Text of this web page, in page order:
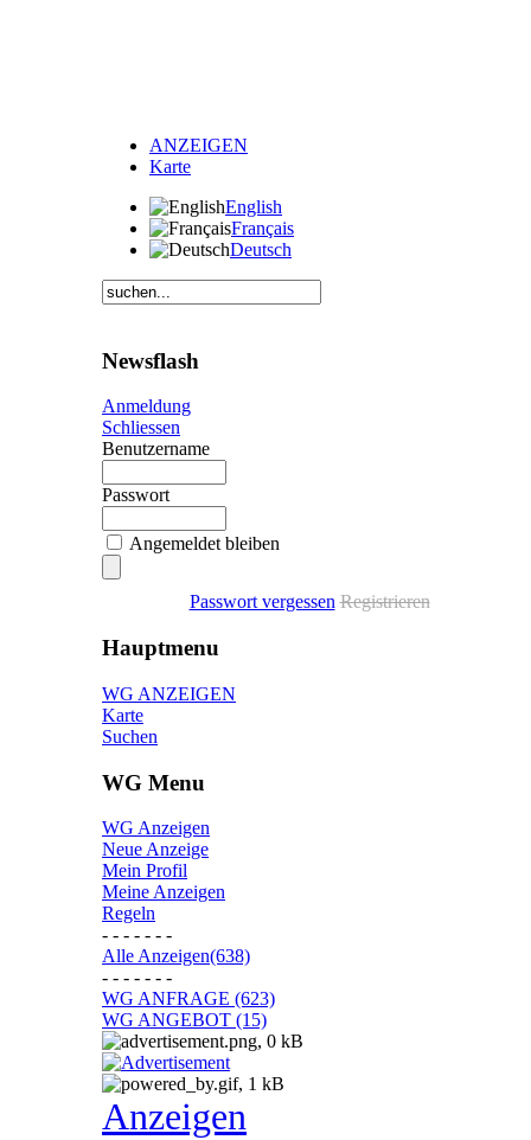
ANZEIGEN
Karte
English
Français
Deutsch
Newsflash
Anmeldung
Schliessen
Benutzername
Passwort
Angemeldet bleiben
Passwort vergessen Registrieren
Hauptmenu
WG ANZEIGEN
Karte
Suchen
WG Menu
WG Anzeigen
Neue Anzeige
Mein Profil
Meine Anzeigen
Regeln
- - - - - - -
Alle Anzeigen(638)
- - - - - - -
WG ANFRAGE (623)
WG ANGEBOT (15)
Anzeigen